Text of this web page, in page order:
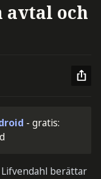
och
- gratis:
berättar